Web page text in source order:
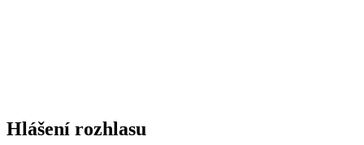
Hlášení rozhlasu